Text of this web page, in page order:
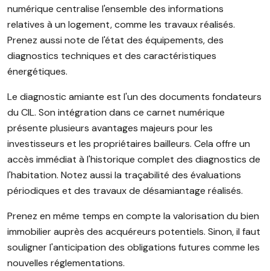
numérique centralise l'ensemble des informations
relatives à un logement, comme les travaux réalisés.
Prenez aussi note de l'état des équipements, des
diagnostics techniques et des caractéristiques
énergétiques.
Le diagnostic amiante est l'un des documents fondateurs
du CIL. Son intégration dans ce carnet numérique
présente plusieurs avantages majeurs pour les
investisseurs et les propriétaires bailleurs. Cela offre un
accès immédiat à l'historique complet des diagnostics de
l'habitation. Notez aussi la traçabilité des évaluations
périodiques et des travaux de désamiantage réalisés.
Prenez en même temps en compte la valorisation du bien
immobilier auprès des acquéreurs potentiels. Sinon, il faut
souligner l'anticipation des obligations futures comme les
nouvelles réglementations.